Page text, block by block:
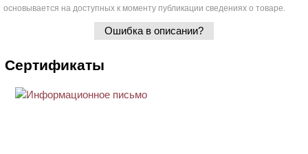
основывается на доступных к моменту публикации сведениях о товаре.
Ошибка в описании?
Сертификаты